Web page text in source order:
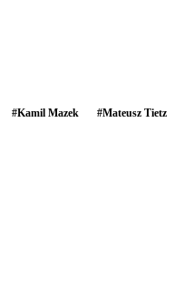
#Kamil Mazek #Mateusz Tietz